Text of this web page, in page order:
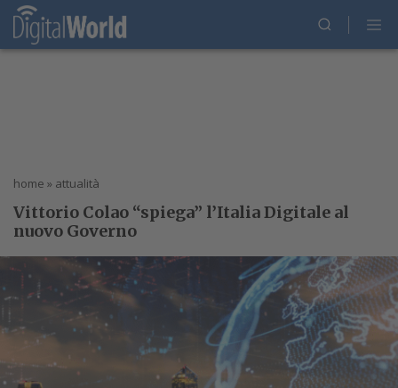
home » attualità
Vittorio Colao “spiega” l’Italia Digitale al
nuovo Governo